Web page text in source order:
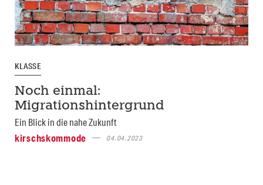
KLASSE
Noch einmal:
Migrationshintergrund
Ein Blick in die nahe Zukunft
kirschskommode
04.04.2023